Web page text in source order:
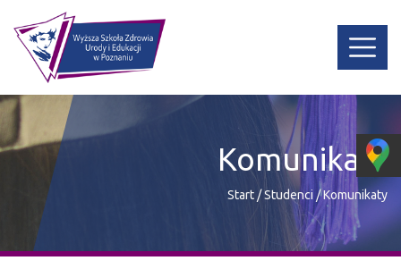
Komunikaty
Start/Studenci /Komunikaty